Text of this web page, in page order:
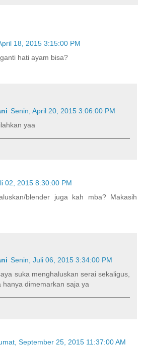
18, 2015 3:15:00 PM
hati ayam bisa?
Senin, April 20, 2015 3:06:00 PM
yaa
02, 2015 8:30:00 PM
blender juga kah mba? Makasih
Senin, Juli 06, 2015 3:34:00 PM
suka menghaluskan serai sekaligus,
hanya dimemarkan saja ya
September 25, 2015 11:37:00 AM